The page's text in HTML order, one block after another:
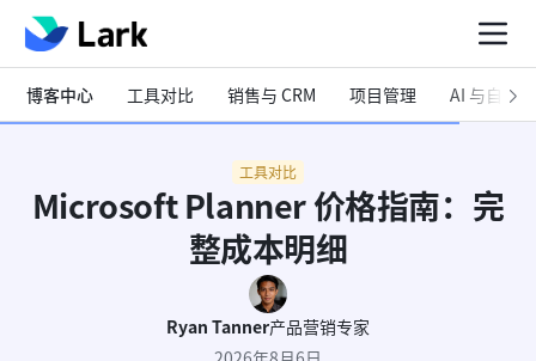
博客中心 工具对比 销售与 CRM 项目管理 AI 与自动化
工具对比
Microsoft Planner 价格指南：完
整成本明细
Ryan Tanner产品营销专家